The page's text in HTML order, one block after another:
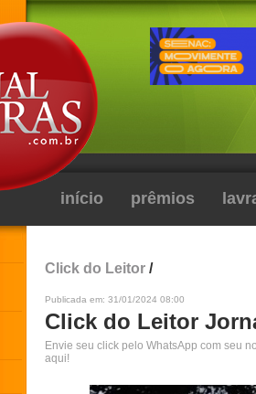
início prêmios
Click do Leitor /
Publicada em: 31/01/2024 08:00
Click do Leitor
Envie seu click pelo WhatsApp com seu
aqui!